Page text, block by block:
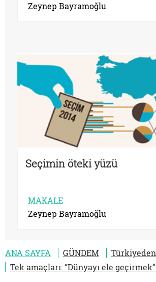
Zeynep Bayramoğlu
Seçimin öteki yüzü
MAKALE
Zeynep Bayramoğlu
ANA SAYFA GÜNDEM
Türkiyeden
Tek amaçları: “Dünyayı ele geçirmek”